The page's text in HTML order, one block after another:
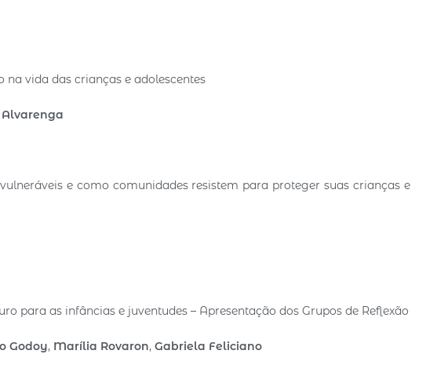
na vida das crianças e adolescentes
e como comunidades resistem para proteger suas crianças e
para as infâncias e juventudes – Apresentação dos Grupos de Reflexão
Godoy, Marília Rovaron,Gabriela Feliciano